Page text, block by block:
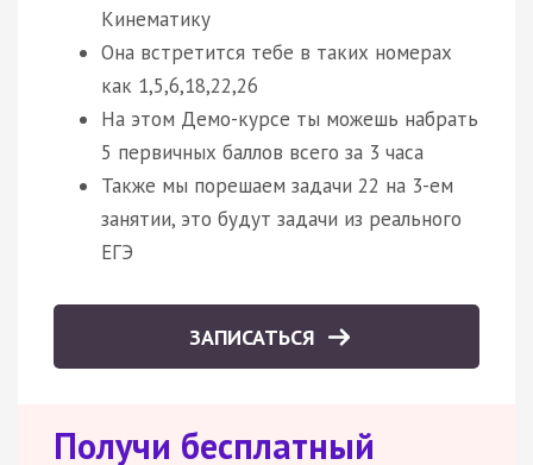
Кинематику
Она встретится тебе в таких номерах
как 1,5,6,18,22,26
На этом Демо-курсе ты можешь набрать
5 первичных баллов всего за 3 часа
Также мы порешаем задачи 22 на 3-ем
занятии, это будут задачи из реального
ЕГЭ
ЗАПИСАТЬСЯ
Получи бесплатный